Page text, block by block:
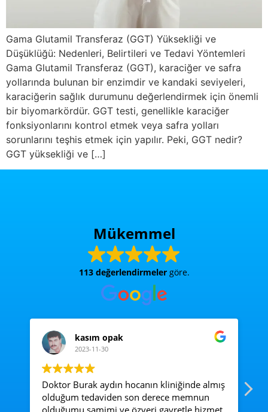
Gama Glutamil Transferaz (GGT) Yüksekliği ve
Düşüklüğü: Nedenleri, Belirtileri ve Tedavi Yöntemleri
Gama Glutamil Transferaz (GGT), karaciğer ve safra
yollarında bulunan bir enzimdir ve kandaki seviyeleri,
karaciğerin sağlık durumunu değerlendirmek için önemli
bir biyomarkördür. GGT testi, genellikle karaciğer
fonksiyonlarını kontrol etmek veya safra yolları
sorunlarını teşhis etmek için yapılır. Peki, GGT nedir?
GGT yüksekliği ve […]
Mükemmel
113 değerlendirmelergöre.
kasım opak
2023-11-30
Doktor Burak aydın hocanın kliniğinde almış
olduğum tedaviden son derece memnun
olduğumu samimi ve özveri gayretle hizmet